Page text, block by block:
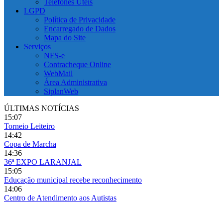
Telefones Úteis
LGPD
Política de Privacidade
Encarregado de Dados
Mapa do Site
Serviços
NFS-e
Contracheque Online
WebMail
Área Administrativa
SiplanWeb
ÚLTIMAS NOTÍCIAS
15:07
Torneio Leiteiro
14:42
Copa de Marcha
14:36
36ª EXPO LARANJAL
15:05
Educação municipal recebe reconhecimento
14:06
Centro de Atendimento aos Autistas